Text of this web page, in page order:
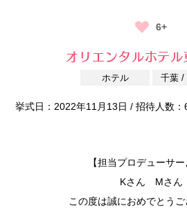
6+
オリエンタルホテル
ホテル 千葉 /
挙式日：2022年11月13日 / 招待人数：
【担当プロデューサー
Kさん Mさん
この度は誠におめでとう